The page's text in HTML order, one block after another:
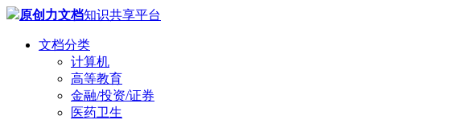
原创力文档知识共享平台
文档分类
计算机
高等教育
金融/投资/证券
医药卫生